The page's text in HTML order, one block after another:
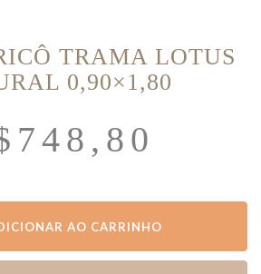
TRAMA LOTUS
0,90×1,80
748,80
AO CARRINHO